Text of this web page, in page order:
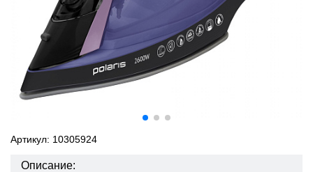
Артикул: 10305924
Описание: